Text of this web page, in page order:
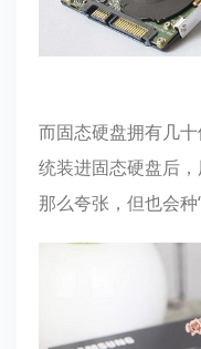
而固态硬盘拥有几
统装进固态硬盘后
那么夸张，但也会种